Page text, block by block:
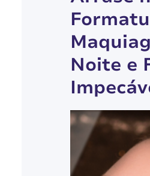
vamos
métodos de
tratamentos
para
desde
Noite e